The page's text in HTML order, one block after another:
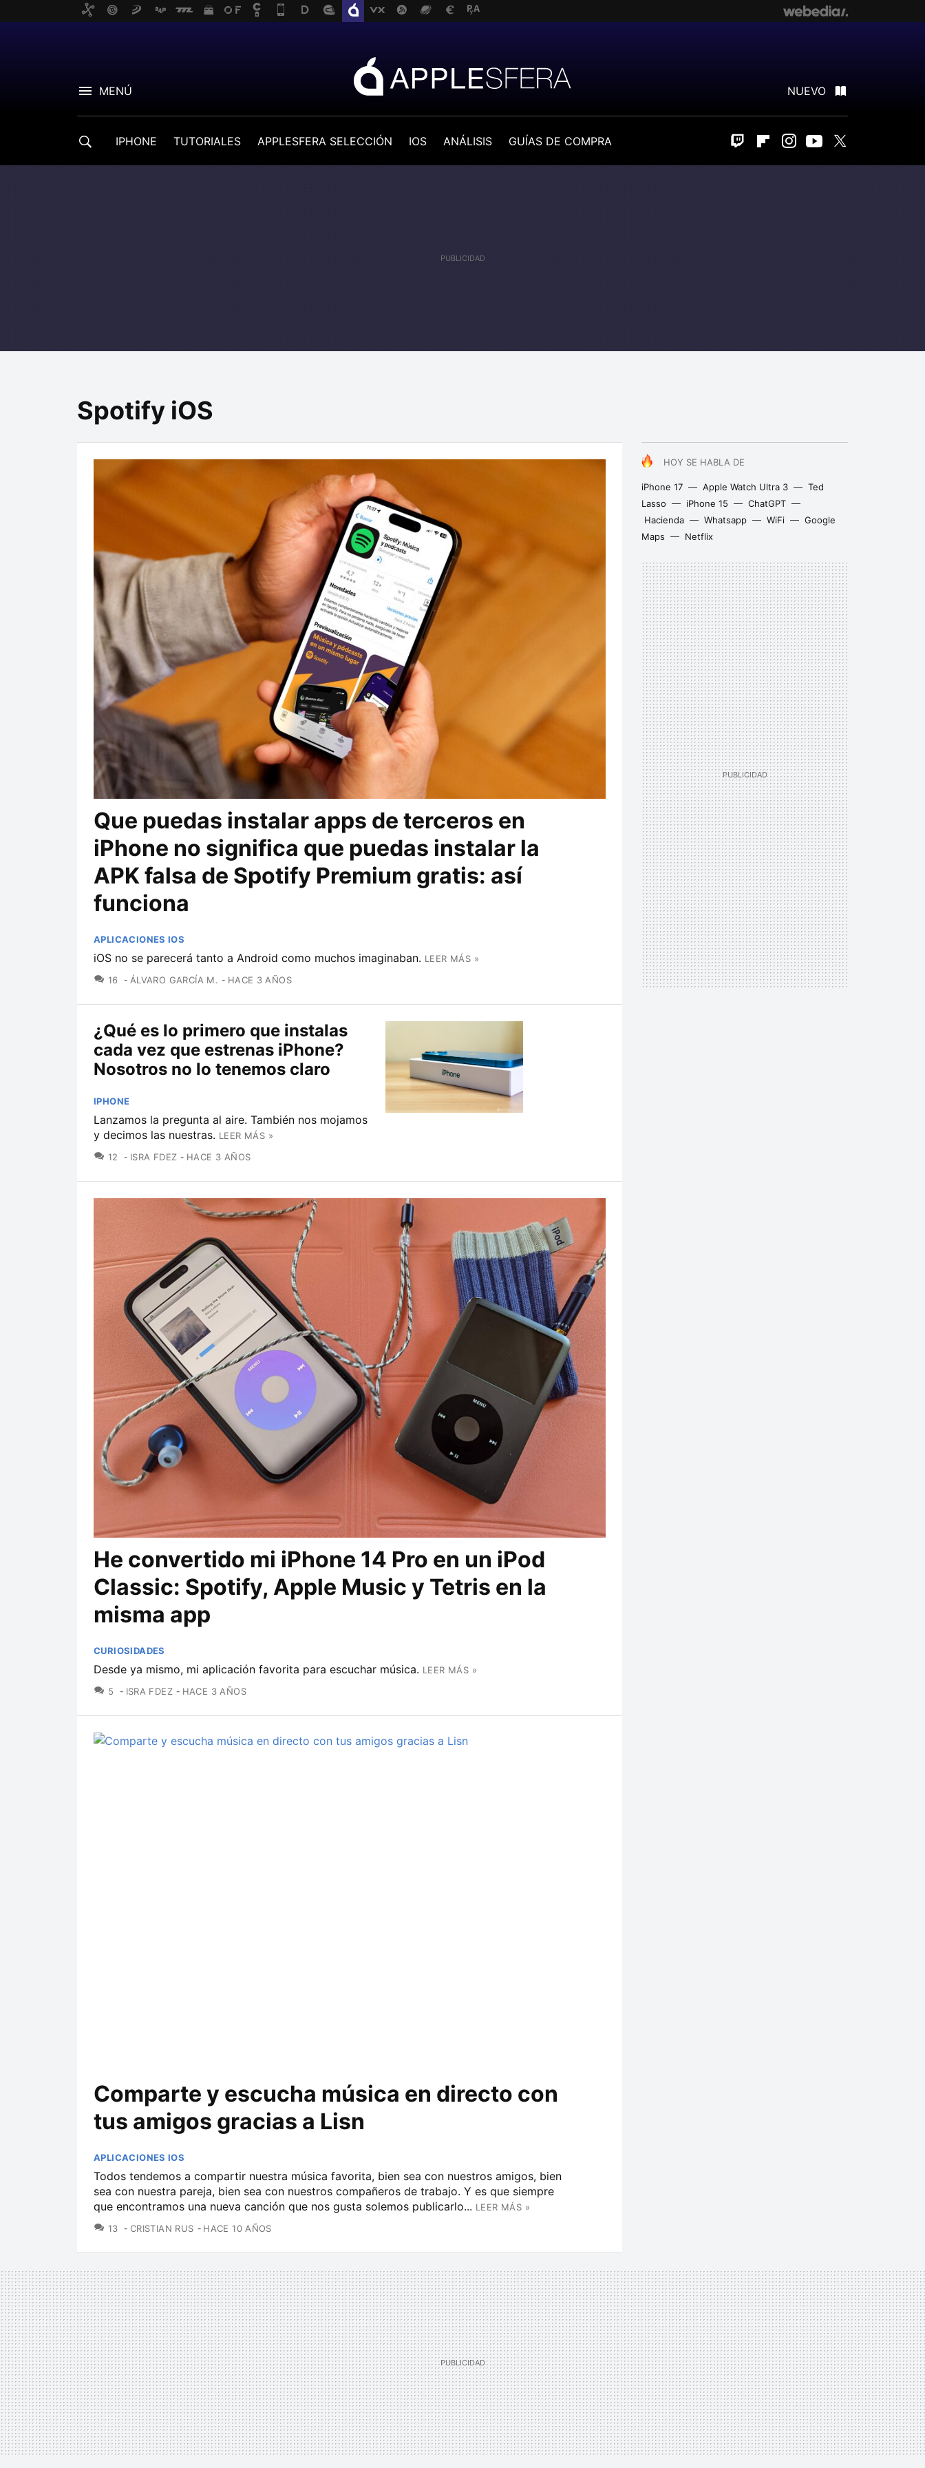
MENÚ NUEVO
IPHONE TUTORIALES APPLESFERA SELECCIÓN IOS ANÁLISIS GUÍAS DE COMPRA Twitch FlipboardInstagram
Youtube
Spotify iOS
HOY SE HABLA DE
iPhone 17 Apple Watch Ultra 3
Ted
Lasso
iPhone 15
ChatGPT
Hacienda
Whatsapp WiFi
Google
Maps
Netflix
Que puedas instalar apps de terceros en
iPhone no significa que puedas instalar la
APK falsa de Spotify Premium gratis: así
funciona
APLICACIONES IOS
iOS no se parecerá tanto a Android como muchos imaginaban. LEER MÁS »
16 COMENTARIOS
ÁLVARO GARCÍA M. HACE 3 AÑOS
¿Qué es lo primero que instalas
cada vez que estrenas iPhone?
Nosotros no lo tenemos claro
IPHONE
Lanzamos la pregunta al aire. También nos mojamos
y decimos las nuestras. LEER MÁS »
12
COMENTARIOS
ISRA FDEZ HACE 3 AÑOS
He convertido mi iPhone 14 Pro en un iPod
Classic: Spotify, Apple Music y Tetris en la
misma app
CURIOSIDADES
Desde ya mismo, mi aplicación favorita para escuchar música. LEER MÁS »
5
COMENTARIOS
ISRA FDEZ HACE 3 AÑOS
Comparte y escucha música en directo con
tus amigos gracias a Lisn
APLICACIONES IOS
Todos tendemos a compartir nuestra música favorita, bien sea con nuestros amigos, bien
sea con nuestra pareja, bien sea con nuestros compañeros de trabajo. Y es que siempre
que encontramos una nueva canción que nos gusta solemos publicarlo... LEER MÁS »
13 COMENTARIOS
CRISTIAN RUS HACE 10 AÑOS